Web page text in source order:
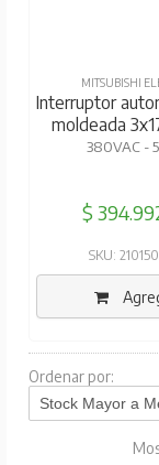
MITSUBISHI
Interruptor
moldeada
380VAC -
$
SKU:
Ordenar por: